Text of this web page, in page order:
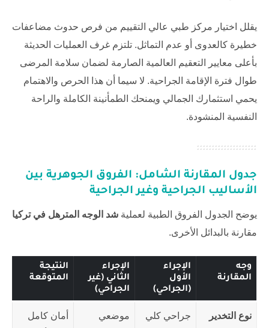
يقلل اختيار مركز طبي عالي التقييم من فرص حدوث مضاعفات
خطيرة كالعدوى أو عدم التماثل. تلتزم غرف العمليات الحديثة
بأعلى معايير التعقيم العالمية الصارمة لضمان سلامة المرضى
طوال فترة الإقامة الجراحية. لا سيما أن هذا الحرص والاهتمام
يحمي استثمارك الجمالي ويمنحك الطمأنينة الكاملة والراحة
النفسية المنشودة.
جدول المقارنة الشامل: الفروق الجوهرية بين
الأساليب الجراحية وغير الجراحية
يوضح الجدول الفروق الطبية لعملية شد الوجه المترهل في تركيا
مقارنة بالبدائل الأخرى.
وجه
المقارنة
الإجراء
الأول
(الجراحي)
الإجراء
الثاني (غير
الجراحي)
النتيجة
المتوقعة
نوع التخدير جراحي كلي
موضعي
أمان كامل